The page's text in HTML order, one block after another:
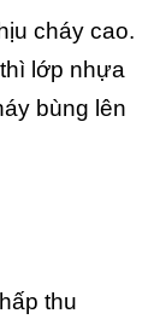
cháy cao.
lớp nhựa
bùng lên
thu